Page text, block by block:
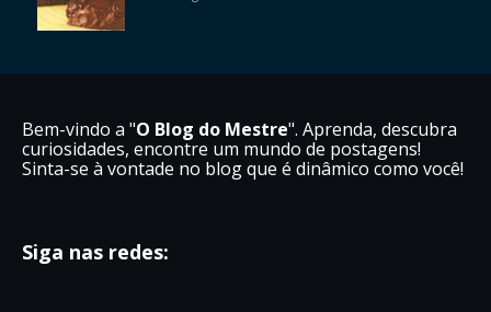
Bem-vindo a "O Blog do Mestre". Aprenda, descubra
curiosidades, encontre um mundo de postagens!
Sinta-se à vontade no blog que é dinâmico como você!
Siga nas redes: